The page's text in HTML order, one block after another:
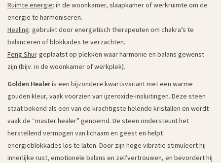
Ruimte energie: in de woonkamer, slaapkamer of werkruimte om de
energie te harmoniseren.
Healing: gebruikt door energetisch therapeuten om chakra’s te
balanceren of blokkades te verzachten.
Feng Shui: geplaatst op plekken waar harmonie en balans gewenst
zijn (bijv. in de woonkamer of werkplek).
Golden Healeris een bijzondere kwartsvariant met een warme
gouden kleur, vaak voorzien van ijzeroxide-insluitingen. Deze steen
staat bekend als een van de krachtigste helende kristallen en wordt
vaak de “master healer” genoemd. De steen ondersteunt het
herstellend vermogen van lichaam en geest en helpt
energieblokkades los te laten. Door zijn hoge vibratie stimuleert hij
innerlijke rust, emotionele balans en zelfvertrouwen, en bevordert hij